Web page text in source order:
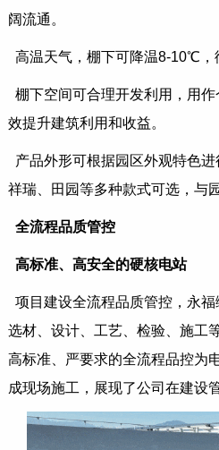
阔流通。
高温天气，棚下可降温8-10℃，
棚下空间可合理开发利用，用
效提升建筑利用和收益。
产品外形可根据园区外观特色进
祥瑞、田园等多种款式可选，与
全流程品质管控
高标准、高安全的硬核电站
项目建设全流程品质管控，永
选材、设计、工艺、检验、施工
高标准、严要求的全流程品控为
成现场施工，展现了公司在建设